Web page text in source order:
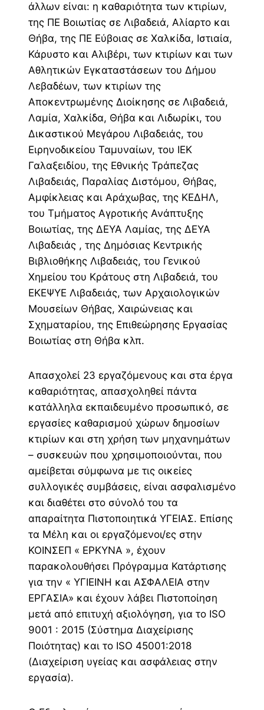
άλλων είναι: η καθαριότητα των κτιρίων,
της ΠΕ Βοιωτίας σε Λιβαδειά, Αλίαρτο και
Θήβα, της ΠΕ Εύβοιας σε Χαλκίδα, Ιστιαία,
Κάρυστο και Αλιβέρι, των κτιρίων και των
Αθλητικών Εγκαταστάσεων του Δήμου
Λεβαδέων, των κτιρίων της
Αποκεντρωμένης Διοίκησης σε Λιβαδειά,
Λαμία, Χαλκίδα, Θήβα και Λιδωρίκι, του
Δικαστικού Μεγάρου Λιβαδειάς, του
Ειρηνοδικείου Ταμυναίων, του ΙΕΚ
Γαλαξειδίου, της Εθνικής Τράπεζας
Λιβαδειάς, Παραλίας Διστόμου, Θήβας,
Αμφίκλειας και Αράχωβας, της ΚΕΔΗΛ,
του Τμήματος Αγροτικής Ανάπτυξης
Βοιωτίας, της ΔΕΥΑ Λαμίας, της ΔΕΥΑ
Λιβαδειάς , της Δημόσιας Κεντρικής
Βιβλιοθήκης Λιβαδειάς, του Γενικού
Χημείου του Κράτους στη Λιβαδειά, του
ΕΚΕΨΥΕ Λιβαδειάς, των Αρχαιολογικών
Μουσείων Θήβας, Χαιρώνειας και
Σχηματαρίου, της Επιθεώρησης Εργασίας
Βοιωτίας στη Θήβα κλπ.
Απασχολεί 23 εργαζόμενους και στα έργα
καθαριότητας, απασχοληθεί πάντα
κατάλληλα εκπαιδευμένο προσωπικό, σε
εργασίες καθαρισμού χώρων δημοσίων
κτιρίων και στη χρήση των μηχανημάτων
– συσκευών που χρησιμοποιούνται, που
αμείβεται σύμφωνα με τις οικείες
συλλογικές συμβάσεις, είναι ασφαλισμένο
και διαθέτει στο σύνολό του τα
απαραίτητα Πιστοποιητικά ΥΓΕΙΑΣ. Επίσης
τα Μέλη και οι εργαζόμενοι/ες στην
ΚΟΙΝΣΕΠ « ΕΡΚΥΝΑ », έχουν
παρακολουθήσει Πρόγραμμα Κατάρτισης
για την « ΥΓΙΕΙΝΗ και ΑΣΦΑΛΕΙΑ στην
ΕΡΓΑΣΙΑ» και έχουν λάβει Πιστοποίηση
μετά από επιτυχή αξιολόγηση, για το ISO
9001 : 2015 (Σύστημα Διαχείρισης
Ποιότητας) και το ISO 45001:2018
(Διαχείριση υγείας και ασφάλειας στην
εργασία).